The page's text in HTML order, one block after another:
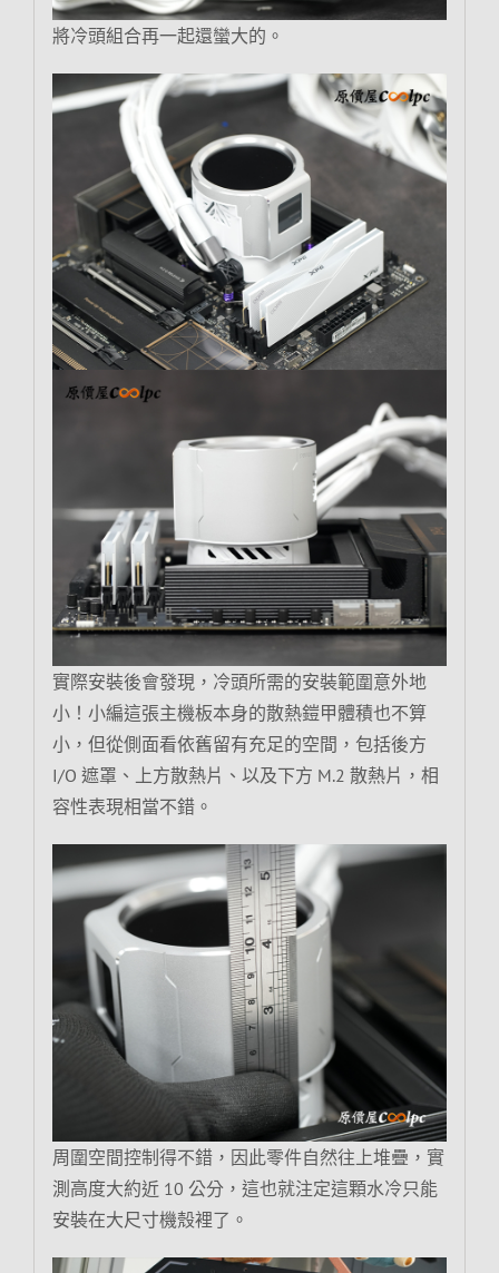
將冷頭組合再一起還蠻大的。
實際安裝後會發現，冷頭所需的安裝範圍意外地
小！小編這張主機板本身的散熱鎧甲體積也不算
小，但從側面看依舊留有充足的空間，包括後方
I/O 遮罩、上方散熱片、以及下方 M.2 散熱片，相
容性表現相當不錯。
周圍空間控制得不錯，因此零件自然往上堆疊，實
測高度大約近 10 公分，這也就注定這顆水冷只能
安裝在大尺寸機殼裡了。